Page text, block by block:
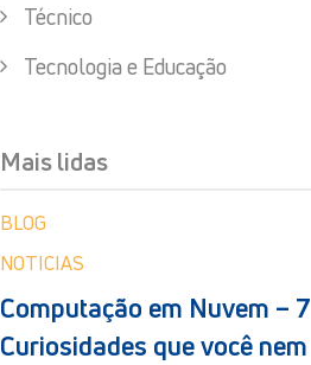
Técnico
Tecnologia e Educação
Mais lidas
BLOG
NOTICIAS
Computação em Nuvem – 7
Curiosidades que você nem